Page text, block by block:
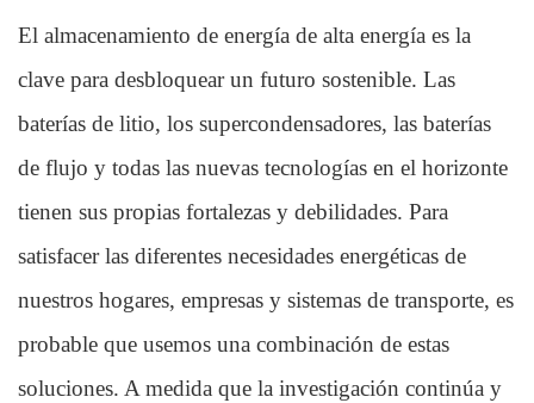
El almacenamiento de energía de alta energía es la
clave para desbloquear un futuro sostenible. Las
baterías de litio, los supercondensadores, las baterías
de flujo y todas las nuevas tecnologías en el horizonte
tienen sus propias fortalezas y debilidades. Para
satisfacer las diferentes necesidades energéticas de
nuestros hogares, empresas y sistemas de transporte, es
probable que usemos una combinación de estas
soluciones. A medida que la investigación continúa y